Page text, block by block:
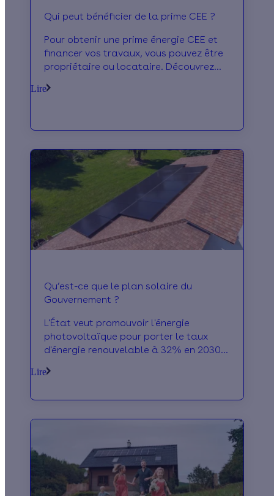
Qui peut bénéficier de la prime CEE ?
Pour obtenir une prime énergie CEE et
financer vos travaux, vous pouvez être
propriétaire ou locataire. Découvrez
d’économies d’énergie !
Lire
Qu’est-ce que le plan solaire du
Gouvernement ?
L'État veut promouvoir l'énergie
photovoltaïque pour porter le taux
d'énergie renouvelable à 32% en 2030.
(gigawatt) à 44,5 GW d’ici 2028
Lire